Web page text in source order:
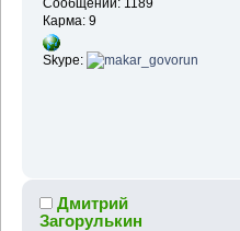
Сообщений: 1189
Карма: 9
Skype:
Дмитрий
Загорулькин